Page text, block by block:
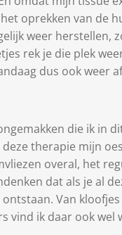
oprekken van de
weer herstellen,
rek je die plek
dus ook weer
die ik in
therapie mijn
overal, het
dat als je al
Van
vind ik daar ook wel